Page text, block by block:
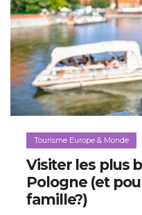
Tourisme Europe & Monde
Visiter les plus
Pologne (et
famille?)